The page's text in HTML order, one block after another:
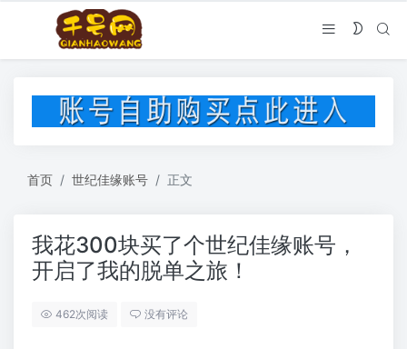
首页 世纪佳缘账号 正文
我花300块买了个世纪佳缘账号，
开启了我的脱单之旅！
462次阅读 没有评论